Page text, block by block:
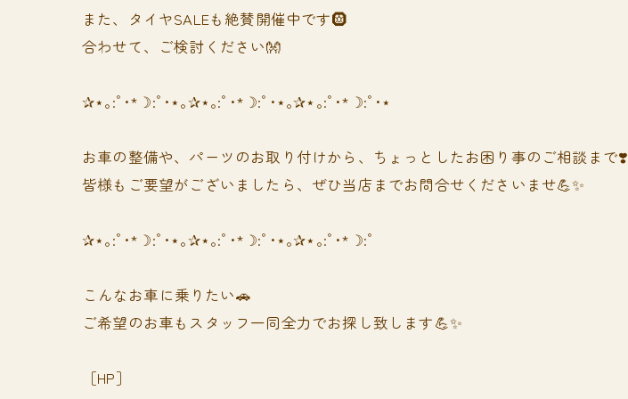
また、タイヤSALEも絶賛開催中です🛞
合わせて、ご検討ください👐
✰⋆｡:ﾟ･*☽:ﾟ･⋆｡✰⋆｡:ﾟ･*☽:ﾟ･⋆｡✰⋆｡:ﾟ･*☽:ﾟ･⋆
お車の整備や、パーツのお取り付けから、ちょっとしたお困り事のご相談まで❣️
皆様もご要望がございましたら、ぜひ当店までお問合せくださいませ💪✨
✰⋆｡:ﾟ･*☽:ﾟ･⋆｡✰⋆｡:ﾟ･*☽:ﾟ･⋆｡✰⋆｡:ﾟ･*☽:ﾟ
⁡⁡⁡こんなお車に乗りたい🚗
ご希望のお車もスタッフ一同全力でお探し致します💪✨
［HP］